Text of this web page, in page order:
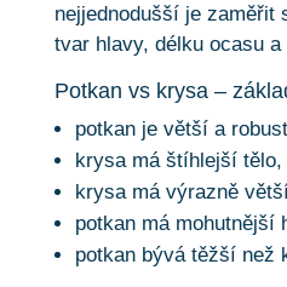
nejjednodušší je zaměřit
tvar hlavy, délku ocasu
Potkan vs krysa –
potkan je větší a
krysa má štíhlejší tělo,
krysa má výrazně
potkan má mohutnější
potkan bývá těžší než